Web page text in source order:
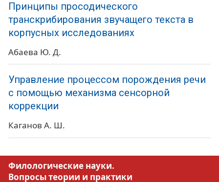
Принципы просодического
транскрибирования звучащего текста в
корпусных исследованиях
Абаева Ю. Д.
Управление процессом порождения речи
с помощью механизма сенсорной
коррекции
Каганов А. Ш.
Филологические науки.
Вопросы теории и практики